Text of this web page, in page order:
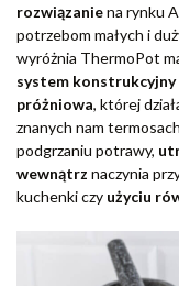
rozwiązaniena rynku
potrzebom małych i
wyróżnia ThermoPot
system
próżniowa, której
znanych nam
podgrzaniu potrawy,
wewnątrz naczynia
kuchenki czy użyciu